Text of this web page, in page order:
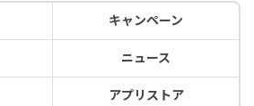
キャンペーン
ニュース
アプリストア